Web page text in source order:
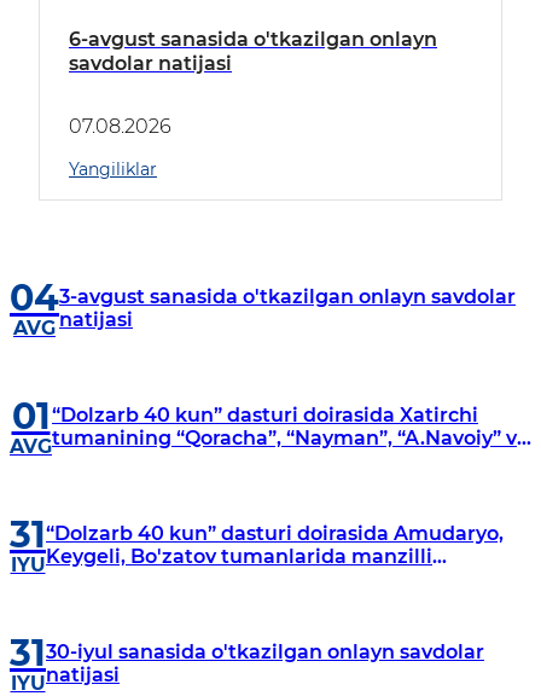
6-avgust sanasida o'tkazilgan onlayn
savdolar natijasi
07.08.2026
Yangiliklar
04
AVG
3-avgust sanasida o'tkazilgan onlayn savdolar
natijasi
01
AVG
“Dolzarb 40 kun” dasturi doirasida Xatirchi
tumanining “Qoracha”, “Nayman”, “A.Navoiy” va
31
IYU
“Dolzarb 40 kun” dasturi doirasida Amudaryo,
Keygeli, Bo'zatov tumanlarida manzilli
31
IYU
30-iyul sanasida o'tkazilgan onlayn savdolar
natijasi